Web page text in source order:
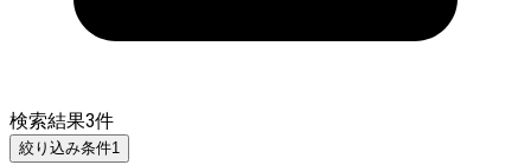
検索結果3件
絞り込み条件1